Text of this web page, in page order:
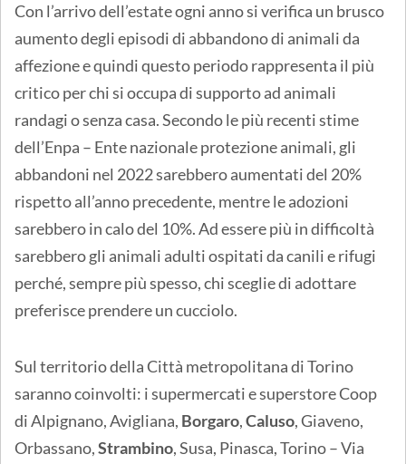
Con l’arrivo dell’estate ogni anno si verifica un brusco
aumento degli episodi di abbandono di animali da
affezione e quindi questo periodo rappresenta il più
critico per chi si occupa di supporto ad animali
randagi o senza casa. Secondo le più recenti stime
dell’Enpa – Ente nazionale protezione animali, gli
abbandoni nel 2022 sarebbero aumentati del 20%
rispetto all’anno precedente, mentre le adozioni
sarebbero in calo del 10%. Ad essere più in difficoltà
sarebbero gli animali adulti ospitati da canili e rifugi
perché, sempre più spesso, chi sceglie di adottare
preferisce prendere un cucciolo.
Sul territorio della Città metropolitana di Torino
saranno coinvolti: i supermercati e superstore Coop
di Alpignano, Avigliana, Borgaro,Caluso, Giaveno,
Orbassano,Strambino, Susa, Pinasca, Torino – Via